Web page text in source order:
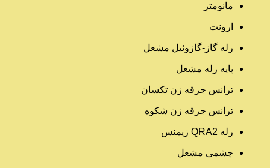
مانومتر
ارونت
رله گاز-گازوئیل مشعل
پایه رله مشعل
ترانس جرقه زن تکسان
ترانس جرقه زن شکوه
رله QRA2 زیمنس
چشمی مشعل